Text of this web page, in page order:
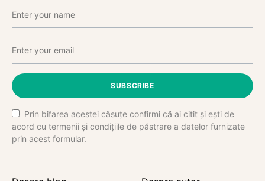
SUBSCRIBE
Prin bifarea acestei căsuțe confirmi că ai citit și ești de
acord cu termenii și condițiile de păstrare a datelor furnizate
prin acest formular.